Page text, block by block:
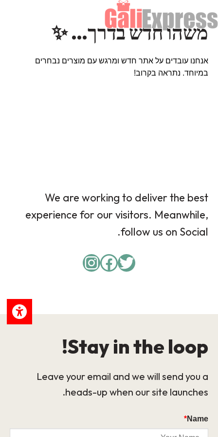
משהו חדש בדרך… ✨
אנחנו עובדים על אתר חדש ומרגש עם מוצרים נבחרים
במיוחד. נתראה בקרוב!
We are working to deliver the best
experience for our visitors. Meanwhile,
follow us on Social.
Twitter
Facebook
Instagram
Stay in the loop!
Leave your email and we will send you a
heads-up when our site launches.
Name
*